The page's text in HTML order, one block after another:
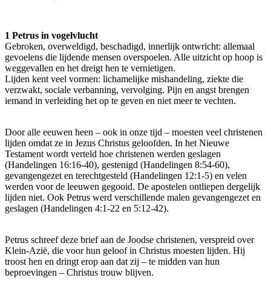
1 Petrus in vogelvlucht
Gebroken, overweldigd, beschadigd, innerlijk ontwricht: allemaal
gevoelens die lijdende mensen overspoelen. Alle uitzicht op hoop is
weggevallen en het dreigt hen te vernietigen.
Lijden kent veel vormen: lichamelijke mishandeling, ziekte die
verzwakt, sociale verbanning, vervolging. Pijn en angst brengen
iemand in verleiding het op te geven en niet meer te vechten.
Door alle eeuwen heen – ook in onze tijd – moesten veel christenen
lijden omdat ze in Jezus Christus geloofden. In het Nieuwe
Testament wordt verteld hoe christenen werden geslagen
(Handelingen 16:16-40), gestenigd (Handelingen 8:54-60),
gevangengezet en terechtgesteld (Handelingen 12:1-5) en velen
werden voor de leeuwen gegooid. De apostelen ontliepen dergelijk
lijden niet. Ook Petrus werd verschillende malen gevangengezet en
geslagen (Handelingen 4:1-22 en 5:12-42).
Petrus schreef deze brief aan de Joodse christenen, verspreid over
Klein-Azië, die voor hun geloof in Christus moesten lijden. Hij
troost hen en dringt erop aan dat zij – te midden van hun
beproevingen – Christus trouw blijven.